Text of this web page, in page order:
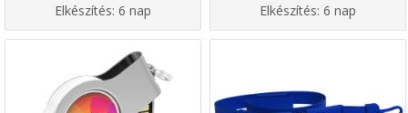
Elkészítés: 6 nap Elkészítés: 6 nap